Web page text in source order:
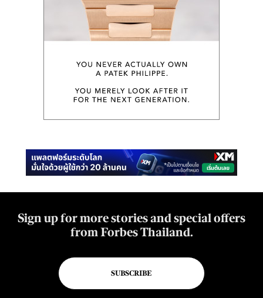
Sign up for more stories and special offers
from Forbes Thailand.
SUBSCRIBE